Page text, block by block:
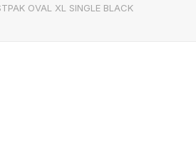
OVAL XL SINGLE BLACK